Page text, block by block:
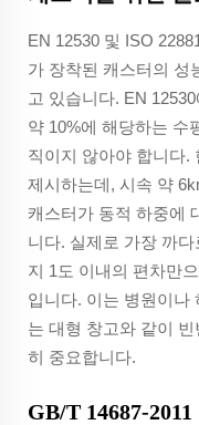
EN 12530 및 ISO
가 장착된 캐스터의 성
고 있습니다. EN
약 10%에 해당하는 수
직이지 않아야 합니다.
제시하는데, 시속 약
캐스터가 동적 하중에
니다. 실제로 가장 까
지 1도 이내의 편차만
입니다. 이는 병원이나
는 대형 창고와 같이
히 중요합니다.
GB/T 14687-